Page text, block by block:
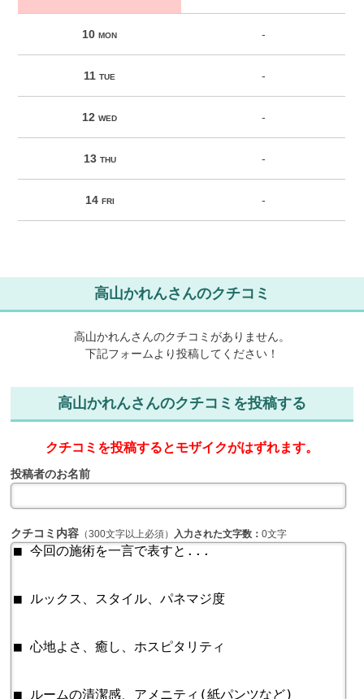
10MON -
11TUE -
12WED -
13 THU -
14 FRI -
高山かれんさんのクチコミ
高山かれんさんのクチコミがありません。
下記フォームより投稿してください！
高山かれんさんのクチコミを投稿する
クチコミを投稿するとモザイクがはずれます。
投稿者のお名前
クチコミ内容 （300文字以上必須） 入力された文字数：0文字